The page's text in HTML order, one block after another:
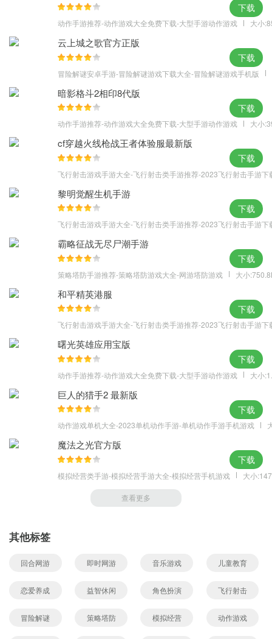
动作手游推荐-动作游戏大全免费下载-大型手游动作游戏 大小
下载
云上城之歌官方正版
冒险解谜安卓手游-冒险解谜游戏下载大全-冒险解谜游戏手机版
下载
暗影格斗2相印8代版
动作手游推荐-动作游戏大全免费下载-大型手游动作游戏 大小
下载
cf穿越火线枪战王者体验服最新版
飞行射击游戏手游大全-飞行射击类手游推荐-2023飞行射击手游下
下载
黎明觉醒生机手游
飞行射击游戏手游大全-飞行射击类手游推荐-2023飞行射击手游下
下载
霸略征战无尽尸潮手游
策略塔防手游推荐-策略塔防游戏大全-网游塔防游戏 大小
下载
和平精英港服
飞行射击游戏手游大全-飞行射击类手游推荐-2023飞行射击手游下
下载
曙光英雄应用宝版
动作手游推荐-动作游戏大全免费下载-大型手游动作游戏 大小
下载
巨人的猎手2 最新版
动作游戏单机大全-2023单机动作手游-单机动作手游手机游戏
下载
魔法之光官方版
模拟经营类手游-模拟经营手游大全-模拟经营手机游戏 大小
下载
查看更多
其他标签
回合网游 即时网游 音乐游戏 儿童教育
恋爱养成 益智休闲 角色扮演 飞行射击
冒险解谜 策略塔防 模拟经营 动作游戏